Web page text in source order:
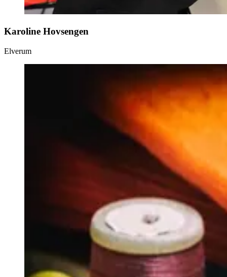
Karoline Hovsengen
Elverum